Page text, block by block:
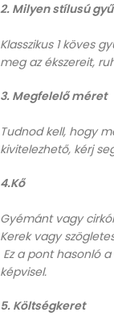
2. Milyen stílusú
Klasszikus 1 köves
meg az ékszereit,
3. Megfelelő méret
Tudnod kell, hogy
kivitelezhető, kérj
4.Kő
Gyémánt vagy
Kerek vagy
Ez a pont hasonló
képvisel.
5. Költségkeret